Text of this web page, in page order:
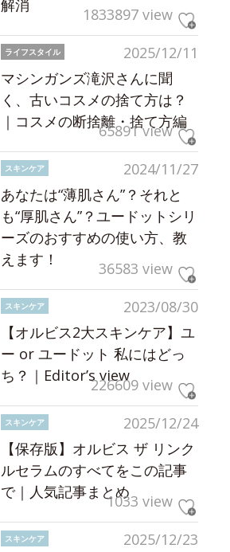
解消
1833897 view
2025/12/11
ライフスタイル
マシンガンズ滝沢さんに聞
く、古いコスメの捨て方は？
｜コスメの断捨離・捨て方編
65891 view
2024/11/27
スキンケア
あなたは“薄肌さん”？それと
も“厚肌さん”？ユードットシリ
ーズのおすすめの使い方、教
えます！
36583 view
2023/08/30
スキンケア
【オルビス2大スキンケア】ユ
ー or ユードット 私にはどっ
ち？｜Editor’s view226609 view
2025/12/24
スキンケア
【保存版】オルビス ザ リンク
ルセラムのすべてをこの記事
で｜人気記事まとめ1033 view
2025/12/23
スキンケア